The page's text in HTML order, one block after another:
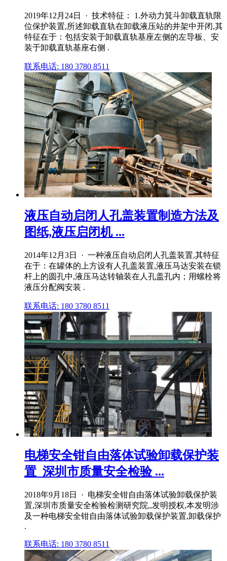
2019年12月24日 · 技术特征： 1.外动力箕斗卸载直轨限
位保护装置,所述卸载直轨在卸载液压站的井架中开闭,其
特征在于：包括安装于卸载直轨基座左侧的左导板、安
装于卸载直轨基座右侧 .
联系电话: 180 3780 8511
液压自动启闭人孔盖装置制造方法及
图纸,液压启闭机 ...
2014年12月3日 · 一种液压自动启闭人孔盖装置,其特征
在于：在罐体的上方设有人孔盖装置,液压马达安装在锁
杆上的圆孔中,液压马达转轴装在人孔盖孔内；用螺栓将
液压分配阀安装 .
联系电话: 180 3780 8511
电梯安全钳自由落体试验卸载保护装
置_深圳市质量安全检验 ...
2018年9月18日 · 电梯安全钳自由落体试验卸载保护装
置,深圳市质量安全检验检测研究院,,发明授权,本发明涉
及一种电梯安全钳自由落体试验卸载保护装置,卸载保护
.
联系电话: 180 3780 8511